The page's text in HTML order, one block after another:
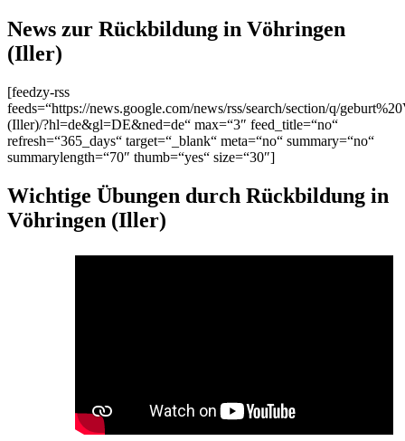
News zur Rückbildung in Vöhringen
(Iller)
[feedzy-rss
feeds=“https://news.google.com/news/rss/search/section/q/
(Iller)/?hl=de&gl=DE&ned=de“ max=“3″ feed_title=“no“
refresh=“365_days“ target=“_blank“ meta=“no“ summary=“no“
summarylength=“70″ thumb=“yes“ size=“30″]
Wichtige Übungen durch Rückbildung in
Vöhringen (Iller)